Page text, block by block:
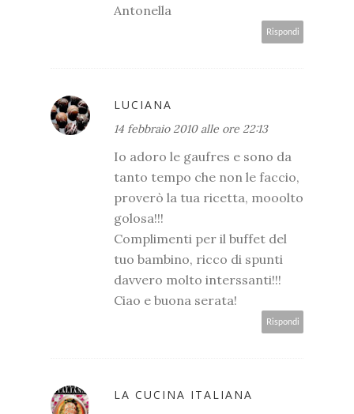
Antonella
Rispondi
LUCIANA
14 febbraio 2010 alle ore 22:13
Io adoro le gaufres e sono da
tanto tempo che non le faccio,
proverò la tua ricetta, mooolto
golosa!!!
Complimenti per il buffet del
tuo bambino, ricco di spunti
davvero molto interssanti!!!
Ciao e buona serata!
Rispondi
LA CUCINA ITALIANA